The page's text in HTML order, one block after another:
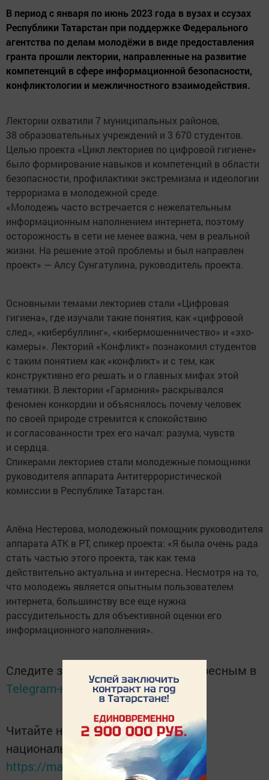
В период с января по июнь 2023 года в вузах и ссузах
Республики Татарстан при поддержке Федерального
агентства по делам молодёжи в виде предоставления
гранта прошли лектории, направленные на развитие
компетенций в сфере информационной безопасности,
конфликтологии и межличностного взаимодействия.
Лектории охватили 7 муниципальных районов,
38 образовательных учреждений и 3 670 студентов.
Целью проекта «Цикл лекториев по цифровой гигиене»
было формирование навыков и компетенций в области
безопасности, профилактики экстремизма и идеологии
терроризма в молодежной среде.
«Молодежь часто встречается с нежелательным
информационным наполнением интернета, поэтому
осторожность в сети не менее важна, чем в реальной
жизни. На решение этой проблемы и был направлен
проект» — Алсу Сунгатулина, руководитель проекта.
Основными темами лекториев стали «Цифровая
гигиена», где изучали такие понятия, как «цифровой
след», «кибербуллинг», «кибермошенничество» и «эхо-
камеры». Лекторий «Конфликт» познакомил студентов
с таким понятием как «конфликт» и с тем, как
конструктивно его решать и о главных мифах этой
тематики. В лектории «Гармония» раскрывался
феномен конкордии и объяснялось почему человек
по своей природе стремится к спокойствию
и согласованности трех его начал: разума, чувств
и сердца.
Спикерами лекториев стали молодежные помощники
руководителя аппарата Антитеррористической
комиссии в Республике Татарстан.
Алёна Нестерова, молодежный помощник руководителя
аппарата АТК в РТ, спикер проекта: «Я была очень рада
стать частью этого проекта, так как тема
действительно актуальна и интересна. Несмотря на то,
что молодежь является опытным пользователем
интернета, большинству все еще нужна
рассудительность для объективной оценки его
информационного наполнения».
Следите за самым важным и интересным в
Telegram-каналеТатмедиа
Читайте новости Татарстана в
национальном мессенджере MАХ:
https://max.ru/tatmedia